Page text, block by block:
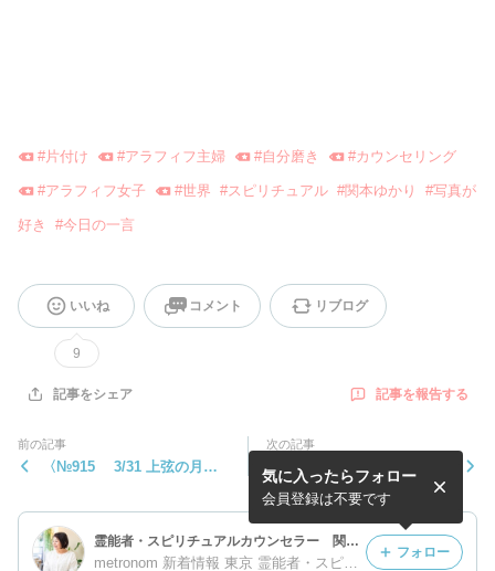
#片付け #アラフィフ主婦 #自分磨き #カウンセリング
#アラフィフ女子 #世界 #スピリチュアル #関本ゆかり #写真が
好き #今日の一言
いいね
9
コメント リブログ
記事をシェア 記事を報告する
前の記事
〈№915 3/31 上弦の月今
次の記事
〈№914・3/30 今日伝えたい
こと〉ひとつのことに気を...
霊能者・スピリチュアルカウンセラー 関本ゆかり
気に入ったらフォロー
会員登録は不要です
フォロー